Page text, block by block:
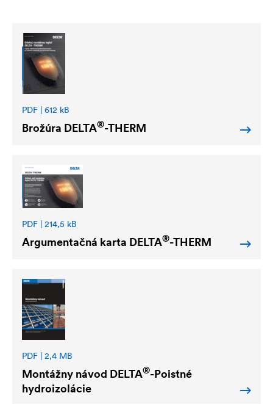
PDF | 612 kB
Brožúra DELTA®-THERM
PDF | 214,5 kB
Argumentačná karta DELTA®-THERM
PDF | 2,4 MB
Montážny návod DELTA®-Poistné
hydroizolácie